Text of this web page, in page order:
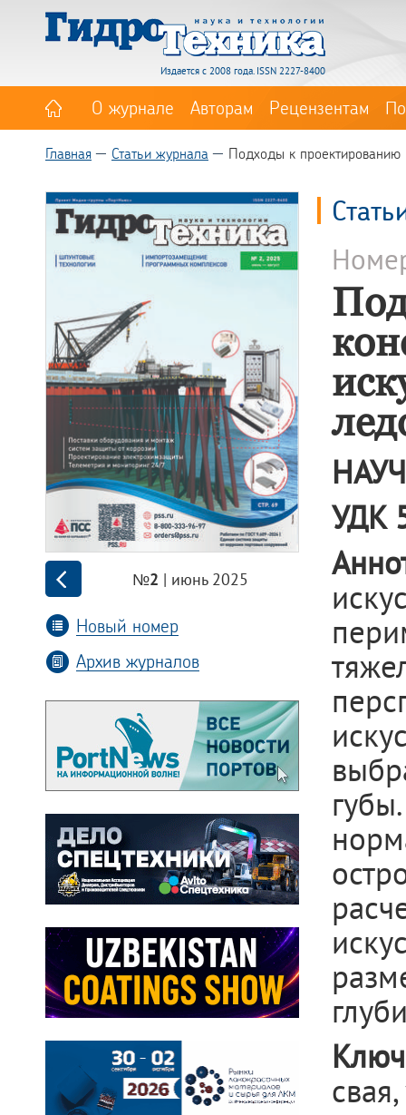
Издается с 2008 года. ISSN 2227-8400
О журнале Авторам Рецензентам
Главная Статьи журнала Подходы к проектированию
№2 | июнь 2025
Новый номер
Архив журналов
УДК